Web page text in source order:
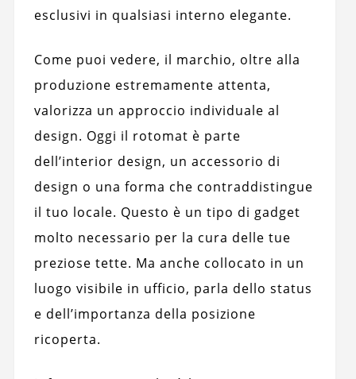
esclusivi in ​​qualsiasi interno elegante.
Come puoi vedere, il marchio, oltre alla
produzione estremamente attenta,
valorizza un approccio individuale al
design. Oggi il rotomat è parte
dell’interior design, un accessorio di
design o una forma che contraddistingue
il tuo locale. Questo è un tipo di gadget
molto necessario per la cura delle tue
preziose tette. Ma anche collocato in un
luogo visibile in ufficio, parla dello status
e dell’importanza della posizione
ricoperta.